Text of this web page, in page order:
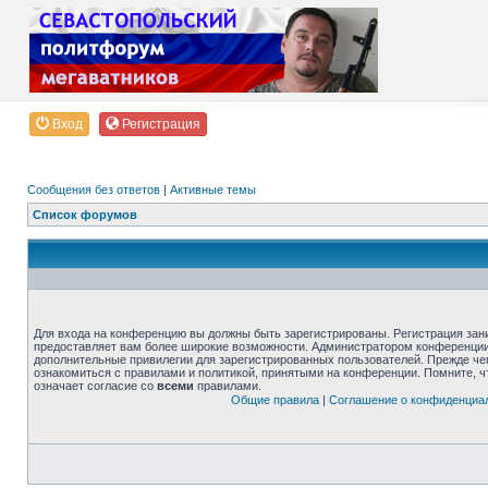
Вход Регистрация
Сообщения без ответов | Активные темы
Список форумов
Для входа на конференцию вы должны быть зарегистрированы. Регистрация
предоставляет вам более широкие возможности. Администратором
дополнительные привилегии для зарегистрированных пользователей. Прежде
ознакомиться с правилами и политикой, принятыми на конференции. Помните,
означает согласие со всеми правилами.
Общие правила| Соглашение о